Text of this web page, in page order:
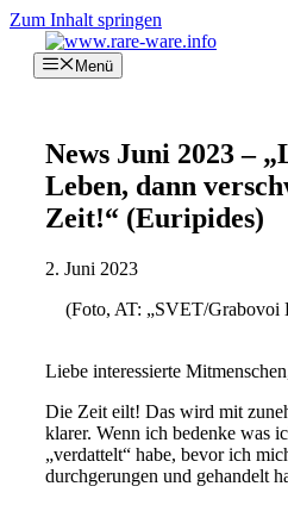
Zum Inhalt springen
Menü
News Juni 2023 –
Leben, dann
Zeit!“ (Euripides)
2. Juni 2023
(Foto, AT: „SVET/Grabovoi
Liebe interessierte
Die Zeit eilt! Das wird mit
klarer. Wenn ich bedenke was
„verdattelt“ habe, bevor ich
durchgerungen und gehandelt